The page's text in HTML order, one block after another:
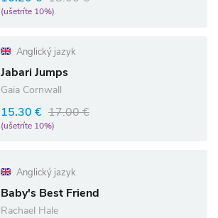
(ušetríte 10%)
Anglický jazyk
Jabari Jumps
Gaia Cornwall
15.30 € 17.00 €
(ušetríte 10%)
Anglický jazyk
Baby's Best Friend
Rachael Hale